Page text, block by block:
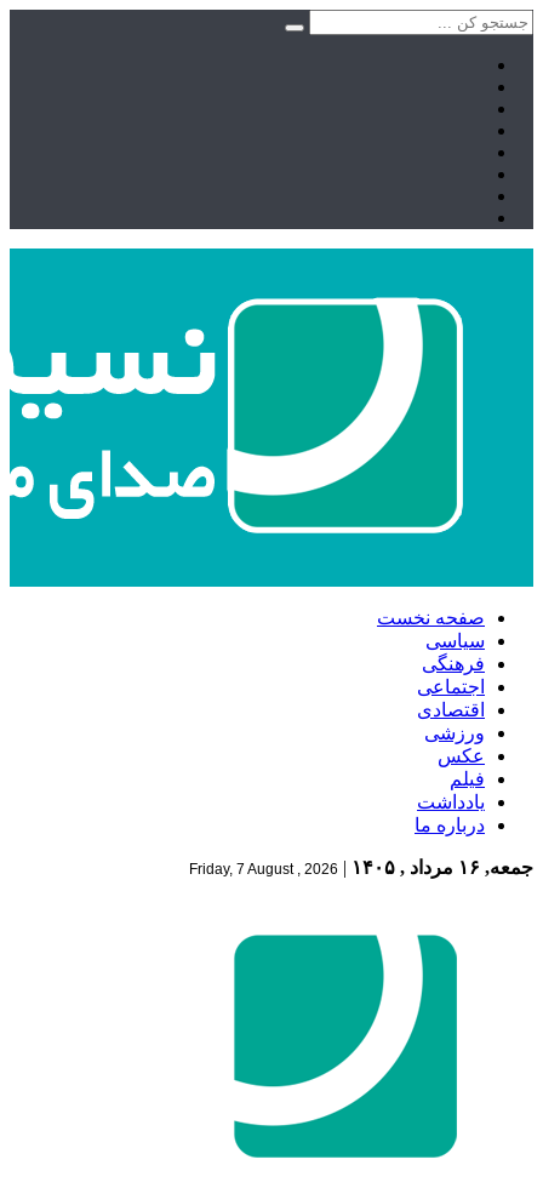
صفحه نخست
سیاسی
فرهنگی
اجتماعی
اقتصادی
ورزشی
عکس
فیلم
یادداشت
درباره ما
جمعه, ۱۶ مرداد , ۱۴۰۵ |
Friday, 7 August , 2026